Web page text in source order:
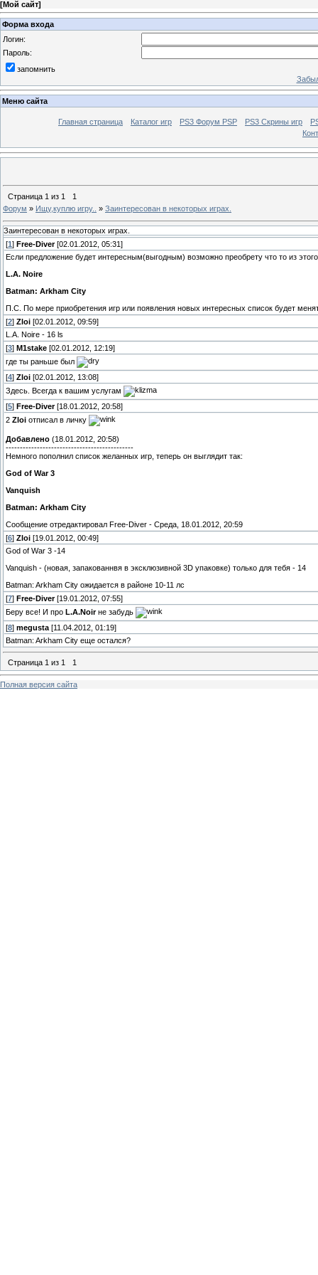
[Мой сайт]
Форма входа
Логин:
Пароль:
запомнить
Меню сайта
Главная страница Каталог игр PS3 Форум PSP PS3 Cкрины игр
Страница 1 из 1
1
Форум » Ищу,куплю игру.. » Заинтересован в некоторых играх.
Заинтересован в некоторых играх.
[1 ] Free-Diver[02.01.2012, 05:31]
Если предложение будет интересным(выгодным) возможно преобрету что то из
L.A. Noire
Batman: Arkham City
П.С. По мере приобретения игр или появления новых интересных список будет
[2] Zloi [02.01.2012, 09:59]
L.A. Noire - 16 ls
[3] M1stake [02.01.2012, 12:19]
где ты раньше был
[4] Zloi [02.01.2012, 13:08]
Здесь. Всегда к вашим услугам
[5] Free-Diver[18.01.2012, 20:58]
2 Zloi отписал в личку
Добавлено (18.01.2012, 20:58)
---------------------------------------------
Немного пополнил список желанных игр, теперь он выглядит так:
God of War 3
Vanquish
Batman: Arkham City
Сообщение отредактировал Free-Diver - Среда, 18.01.2012, 20:59
[6] Zloi [19.01.2012, 00:49]
God of War 3 -14
Vanquish - (новая, запакованнвя в эксклюзивной 3D упаковке) только для тебя - 14
Batman: Arkham City ожидается в районе 10-11 лс
[7] Free-Diver[19.01.2012, 07:55]
Беру все! И про L.A.Noirне забудь
[8] megusta [11.04.2012, 01:19]
Batman: Arkham City еще остался?
Страница 1 из 1 1
Полная версия сайта